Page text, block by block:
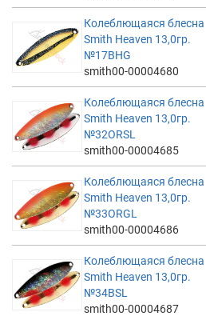
Колеблющаяся блесна
Smith Heaven 13,0гр.
№17BHG
smith00-00004680
Колеблющаяся блесна
Smith Heaven 13,0гр.
№32ORSL
smith00-00004685
Колеблющаяся блесна
Smith Heaven 13,0гр.
№33ORGL
smith00-00004686
Колеблющаяся блесна
Smith Heaven 13,0гр.
№34BSL
smith00-00004687